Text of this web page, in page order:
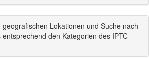
geografischen Lokationen und Suche nach
den Kategorien des IPTC-